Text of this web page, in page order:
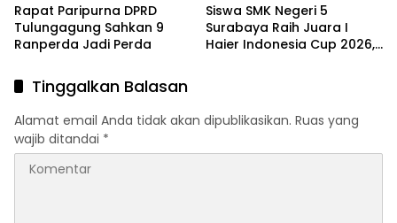
Rapat Paripurna DPRD
Tulungagung Sahkan 9
Ranperda Jadi Perda
Siswa SMK Negeri 5
Surabaya Raih Juara I
Haier Indonesia Cup 2026,
Tinggalkan Balasan
Alamat email Anda tidak akan dipublikasikan. Ruas yang
wajib ditandai *